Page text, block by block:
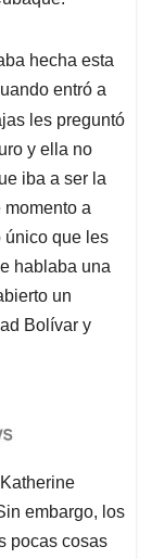
hecha esta
entró a
les preguntó
y ella no
iba a ser la
a
único que les
hablaba una
un
Bolívar y
embargo, los
pocas cosas